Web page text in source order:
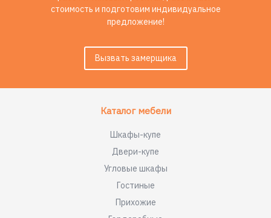
стоимость и подготовим индивидуальное
предложение!
Вызвать замерщика
Каталог мебели
Шкафы-купе
Двери-купе
Угловые шкафы
Гостиные
Прихожие